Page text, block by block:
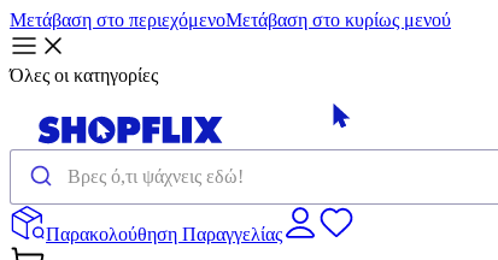
Μετάβαση στο περιεχόμενοΜετάβαση στο κυρίως μενού
Όλες οι κατηγορίες
Παρακολούθηση Παραγγελίας